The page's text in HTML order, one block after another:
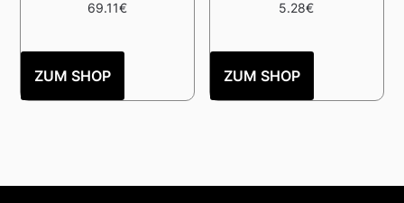
69.11€
ZUM SHOP
5.28€
ZUM SHOP